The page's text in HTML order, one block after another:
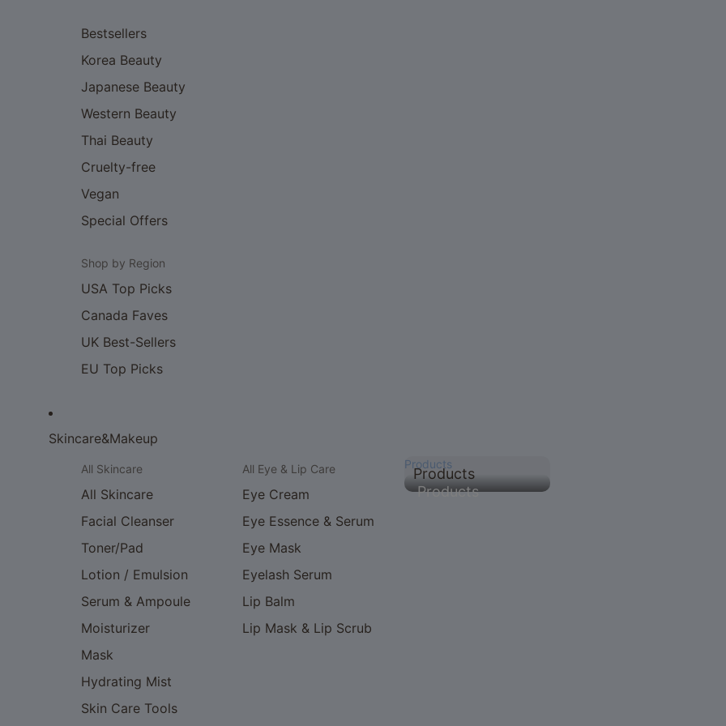
Bestsellers
Korea Beauty
Japanese Beauty
Western Beauty
Thai Beauty
Cruelty-free
Vegan
Special Offers
Shop by Region
USA Top Picks
Canada Faves
UK Best-Sellers
EU Top Picks
Skincare&Makeup
All Skincare
All Skincare
Facial Cleanser
Toner/Pad
Lotion / Emulsion
Serum & Ampoule
Moisturizer
Mask
Hydrating Mist
Skin Care Tools
All Eye & Lip Care
Eye Cream
Eye Essence & Serum
Eye Mask
Eyelash Serum
Lip Balm
Lip Mask & Lip Scrub
Products
Products
Products